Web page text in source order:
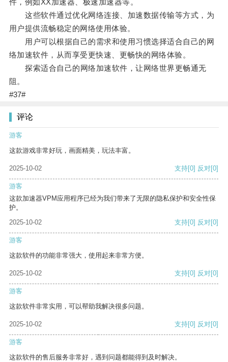
件，例如XX加速器、极速加速器等。
这些软件通过优化网络连接、加速数据传输等方式，为
用户提供流畅稳定的网络使用体验。
用户可以根据自己的需求和使用习惯选择适合自己的网
络加速软件，从而享受更快速、更畅快的网络体验。
探索适合自己的网络加速软件，让网络世界更畅通无
阻。
#37#
评论
游客
这款游戏非常好玩，画面精美，玩法丰富。
2025-10-02 支持[0] 反对[0]
游客
这款加速器VPM应用程序已经为我们带来了无限的隐私保护和安全性保
护。
2025-10-02
支持[0] 反对[0]
游客
这款软件的功能非常强大，使用起来非常方便。
2025-10-02 支持[0] 反对[0]
游客
这款软件非常实用，可以帮助我解决很多问题。
2025-10-02 支持[0] 反对[0]
游客
这款软件的售后服务非常好，遇到问题都能得到及时解决。